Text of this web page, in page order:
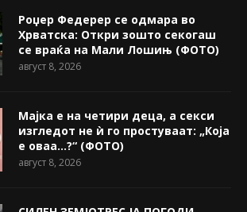
Роџер Федерер се одмара во
Хрватска: Откри зошто секогаш
се враќа на Мали Лошињ (ФОТО)
август 8, 2026
Мајка е на четири деца, а секси
изгледот не ѝ го простуваат: „Која
е оваа…?“ (ФОТО)
август 8, 2026